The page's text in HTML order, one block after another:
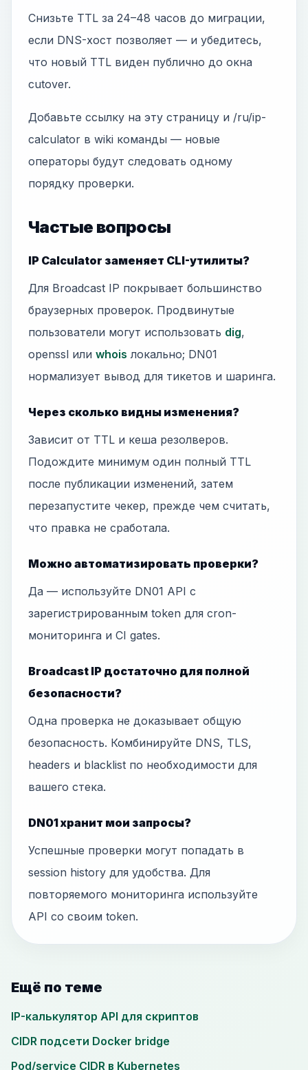
Снизьте TTL за 24–48 часов до миграции,
если DNS-хост позволяет — и убедитесь,
что новый TTL виден публично до окна
cutover.
Добавьте ссылку на эту страницу и /ru/ip-
calculator в wiki команды — новые
операторы будут следовать одному
порядку проверки.
Частые вопросы
IP Calculator заменяет CLI-утилиты?
Для Broadcast IP покрывает большинство
браузерных проверок. Продвинутые
пользователи могут использовать dig,
openssl или whois локально; DN01
нормализует вывод для тикетов и шаринга.
Через сколько видны изменения?
Зависит от TTL и кеша резолверов.
Подождите минимум один полный TTL
после публикации изменений, затем
перезапустите чекер, прежде чем считать,
что правка не сработала.
Можно автоматизировать проверки?
Да — используйте DN01 API с
зарегистрированным token для cron-
мониторинга и CI gates.
Broadcast IP достаточно для полной
безопасности?
Одна проверка не доказывает общую
безопасность. Комбинируйте DNS, TLS,
headers и blacklist по необходимости для
вашего стека.
DN01 хранит мои запросы?
Успешные проверки могут попадать в
session history для удобства. Для
повторяемого мониторинга используйте
API со своим token.
Ещё по теме
IP-калькулятор API для скриптов
CIDR подсети Docker bridge
Pod/service CIDR в Kubernetes